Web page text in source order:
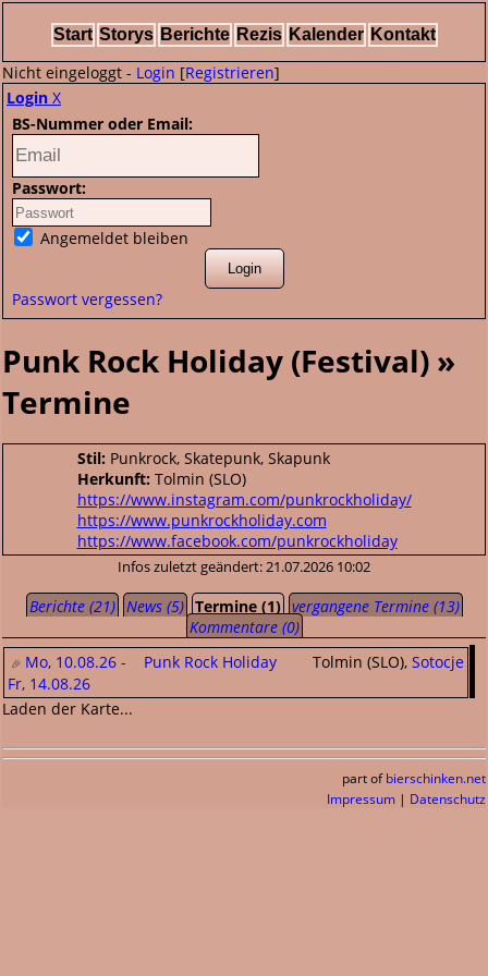
Start Storys Berichte Rezis Kalender Kontakt
Nicht eingeloggt - Login [Registrieren]
Login X
BS-Nummer oder Email:
Passwort:
Angemeldet bleiben
Passwort vergessen?
Punk Rock Holiday (Festival) »
Termine
Stil: Punkrock, Skatepunk, Skapunk
Herkunft: Tolmin (SLO)
https://www.instagram.com/punkrockholiday/
https://www.punkrockholiday.com
https://www.facebook.com/punkrockholiday
Infos zuletzt geändert: 21.07.2026 10:02
Berichte (21) News (5) Termine (1) vergangene Termine (13)
Kommentare (0)
Mo, 10.08.26 -
Fr, 14.08.26
Punk Rock Holiday Tolmin (SLO), Sotocje
Laden der Karte...
part of bierschinken.net
Impressum | Datenschutz